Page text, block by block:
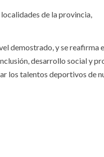
de la provincia,
demostrado, y se reafirma
desarrollo social y
los talentos deportivos de